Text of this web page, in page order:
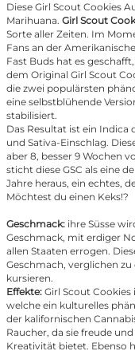
Diese Girl Scout Cookies
Marihuana. Girl Scout
Sorte aller Zeiten. Im
Fans an der
Fast Buds hat es
dem Original Girl Scout
die zwei populärsten
eine selbstblühende
stabilisiert.
Das Resultat ist ein
und Sativa-Einschlag.
aber 8, besser 9 Wochen
sticht diese GSC als eine
Jahre heraus, ein echtes,
Möchtest du einen Keks!?
Geschmack: ihre Süsse
Geschmack, mit erdiger
allen Staaten errogen.
Geschmach, verglichen
kursieren.
Effekte: Girl Scout
welche ein kulturelles
der kalifornischen
Raucher, da sie freude
Kreativität bietet. Ebenso